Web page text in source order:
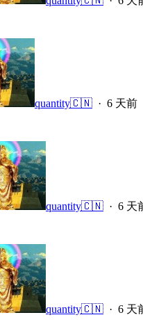
quantity🇨🇳 · 6 天前
quantity🇨🇳 · 6 天
quantity🇨🇳 · 6 天